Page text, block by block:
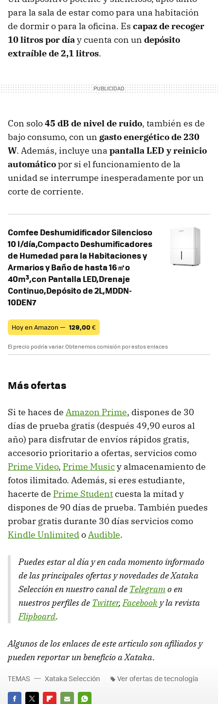
para la sala de estar como para una habitación
de dormir o para la oficina. Es capaz de recoger
10 litros por díay cuenta con un depósito
extraíble de 2,1 litros.
Con solo45 dB de nivel de ruido, también es de
bajo consumo, con un gasto energético de 230
W. Además, incluye una pantalla LED y reinicio
automáticopor si el funcionamiento de la
unidad se interrumpe inesperadamente por un
corte de corriente.
Comfee Deshumidificador Silencioso
10 l/día,Compacto Deshumificadores
de Humedad para la Habitaciones y
Armarios y Baño de hasta 16㎡o
40m³,con Pantalla LED,Drenaje
Continuo,Depósito de 2L,MDDN-
10DEN7
Hoy en Amazon — 129,00€
El precio podría variar. Obtenemos comisión por estos enlaces
Más ofertas
Si te haces de Amazon Prime, dispones de 30
días de prueba gratis (después 49,90 euros al
año) para disfrutar de envíos rápidos gratis,
accesorio prioritario a ofertas, servicios como
Prime Video, Prime Musicy almacenamiento de
fotos ilimitado. Además, si eres estudiante,
hacerte de Prime Studentcuesta la mitad y
dispones de 90 días de prueba. También puedes
probar gratis durante 30 días servicios como
Kindle UnlimitedoAudible.
Puedes estar al día y en cada momento informado
de las principales ofertas y novedades de Xataka
Selección en nuestro canal de Telegramo en
nuestros perfiles de Twitter,Facebook y la revista
Flipboard.
Algunos de los enlaces de este artículo son afiliados y
pueden reportar un beneficio a Xataka.
TEMAS Xataka Selección Ver ofertas de tecnología